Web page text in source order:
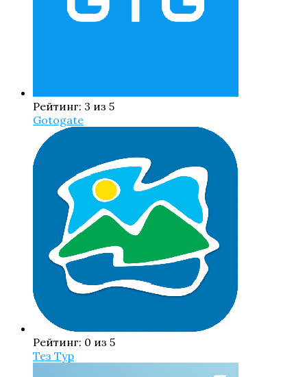
Рейтинг: 3 из 5
Gotogate
Рейтинг: 0 из 5
Тез Тур